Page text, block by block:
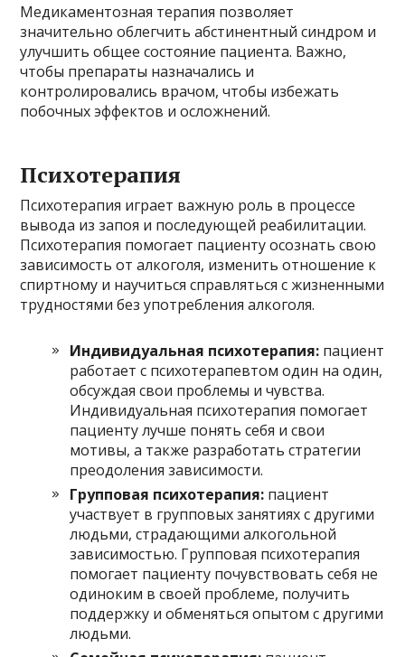
Медикаментозная терапия позволяет
значительно облегчить абстинентный синдром и
улучшить общее состояние пациента. Важно,
чтобы препараты назначались и
контролировались врачом, чтобы избежать
побочных эффектов и осложнений.
Психотерапия
Психотерапия играет важную роль в процессе
вывода из запоя и последующей реабилитации.
Психотерапия помогает пациенту осознать свою
зависимость от алкоголя, изменить отношение к
спиртному и научиться справляться с жизненными
трудностями без употребления алкоголя.
Индивидуальная психотерапия: пациент
работает с психотерапевтом один на один,
обсуждая свои проблемы и чувства.
Индивидуальная психотерапия помогает
пациенту лучше понять себя и свои
мотивы, а также разработать стратегии
преодоления зависимости.
Групповая психотерапия: пациент
участвует в групповых занятиях с другими
людьми, страдающими алкогольной
зависимостью. Групповая психотерапия
помогает пациенту почувствовать себя не
одиноким в своей проблеме, получить
поддержку и обменяться опытом с другими
людьми.